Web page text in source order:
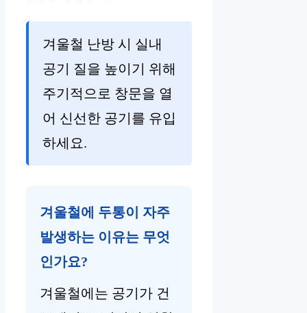
겨울철 난방 시 실내
공기 질을 높이기 위해
주기적으로 창문을 열
어 신선한 공기를 유입
하세요.
겨울철에 두통이 자주
발생하는 이유는 무엇
인가요?
겨울철에는 공기가 건